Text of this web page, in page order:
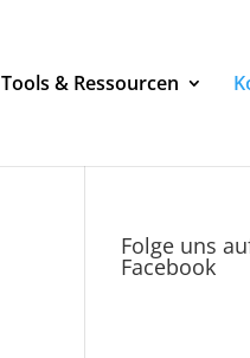
Tools & Ressourcen
Folge uns
Facebook